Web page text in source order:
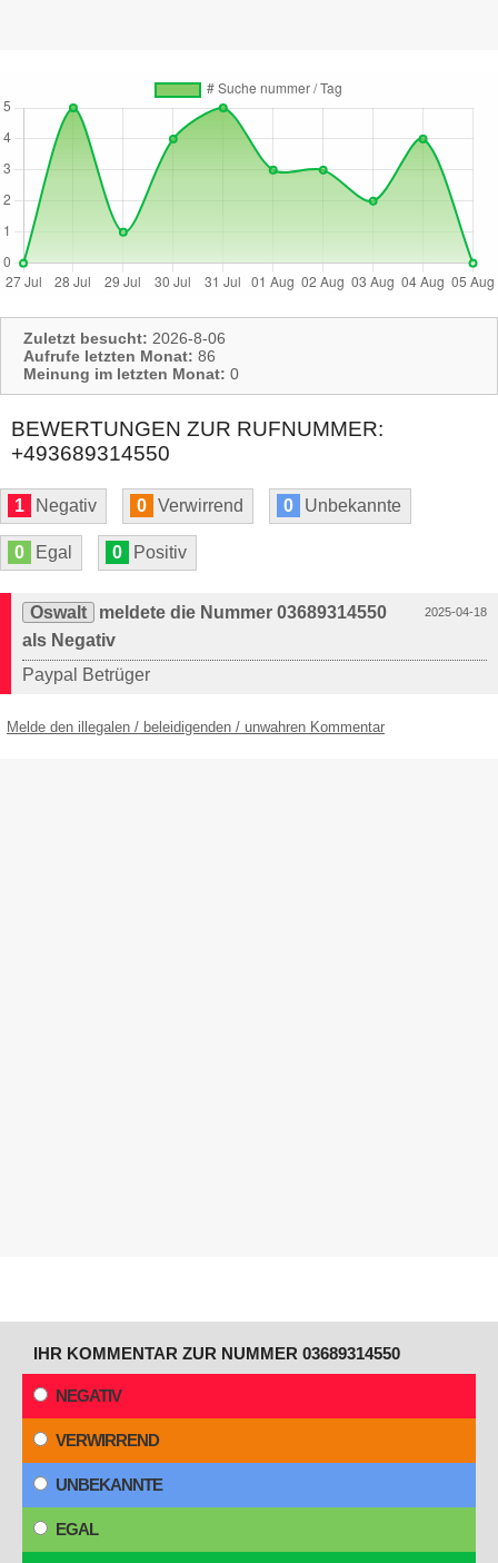
Zuletzt besucht: 2026-8-06
Aufrufe letzten Monat: 86
Meinung im letzten Monat: 0
BEWERTUNGEN ZUR RUFNUMMER:
+493689314550
1 Negativ 0 Verwirrend 0 Unbekannte
0 Egal 0 Positiv
2025-04-18
Oswalt
meldete die Nummer 03689314550
als Negativ
Paypal Betrüger
Melde den illegalen / beleidigenden / unwahren Kommentar
IHR KOMMENTAR ZUR NUMMER 03689314550
NEGATIV
VERWIRREND
UNBEKANNTE
EGAL